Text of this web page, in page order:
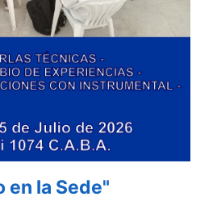
en la Sede"